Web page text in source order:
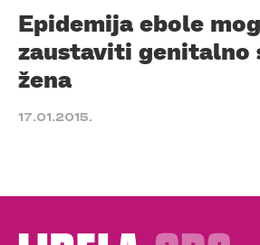
Epidemija ebole
zaustaviti genitalno
žena
17.01.2015.